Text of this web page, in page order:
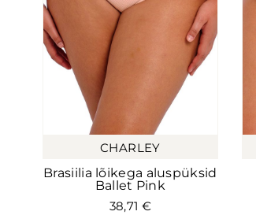
CHARLEY
Brasiilia lõikega aluspüksid
Ballet Pink
38,71 €